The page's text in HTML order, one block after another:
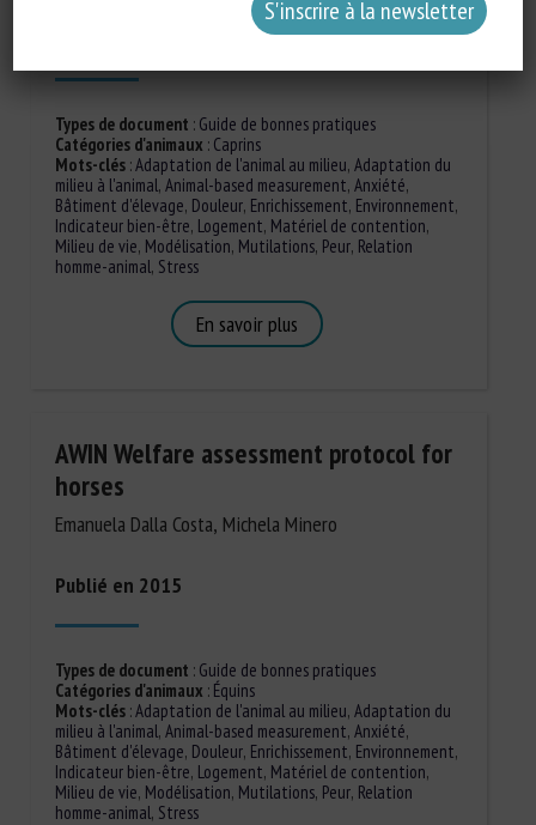
Types de document : Guide de bonnes pratiques
Catégories d'animaux : Caprins
Mots-clés:Adaptation de l'animal au milieu, Adaptation du
milieu à l'animal, Animal-based measurement, Anxiété,
Bâtiment d'élevage, Douleur, Enrichissement, Environnement,
Indicateur bien-être, Logement, Matériel de contention,
Milieu de vie, Modélisation, Mutilations, Peur, Relation
homme-animal, Stress
En savoir plus
AWIN Welfare assessment protocol for
horses
Emanuela Dalla Costa, Michela Minero
Publié en 2015
Types de document : Guide de bonnes pratiques
Catégories d'animaux : Équins
Mots-clés:Adaptation de l'animal au milieu, Adaptation du
milieu à l'animal, Animal-based measurement, Anxiété,
Bâtiment d'élevage, Douleur, Enrichissement, Environnement,
Indicateur bien-être, Logement, Matériel de contention,
Milieu de vie, Modélisation, Mutilations, Peur, Relation
homme-animal, Stress